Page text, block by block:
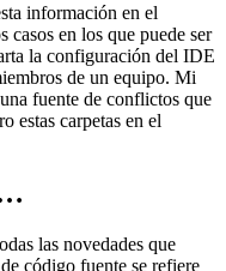
información en el
casos en los que puede ser
la configuración del IDE
de un equipo. Mi
fuente de conflictos que
estas carpetas en el
las novedades que
código fuente se refiere